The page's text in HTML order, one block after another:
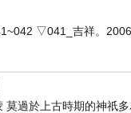
寫了四句話。
我想盡可能參加
▽041_吉祥。
莫過於上古時期的神祇